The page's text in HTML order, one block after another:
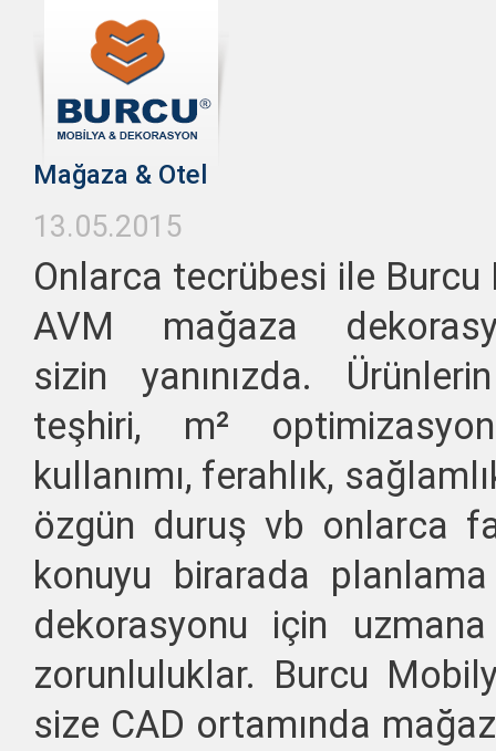
Mağaza & Otel
13.05.2015
Onlarca tecrübesi ile Burcu
AVM mağaza
sizin yanınızda.
teşhiri, m²
kullanımı, ferahlık,
özgün duruş vb onlarca
konuyu birarada
dekorasyonu için
zorunluluklar. Burcu
size CAD ortamında